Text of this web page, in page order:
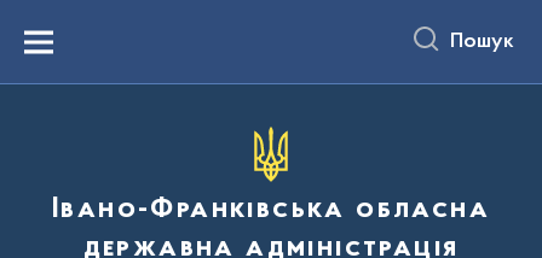
вмістуMenu Пошук
Івано-Франківська обласна
державна адміністрація